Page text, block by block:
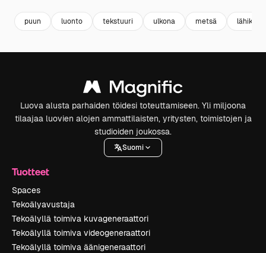
puun luonto tekstuuri ulkona metsä lähikuva
Luova alusta parhaiden töidesi toteuttamiseen. Yli miljoona
tilaajaa luovien alojen ammattilaisten, yritysten, toimistojen ja
studioiden joukossa.
Suomi
Tuotteet
Spaces
Tekoälyavustaja
Tekoälyllä toimiva kuvageneraattori
Tekoälyllä toimiva videogeneraattori
Tekoälyllä toimiva äänigeneraattori